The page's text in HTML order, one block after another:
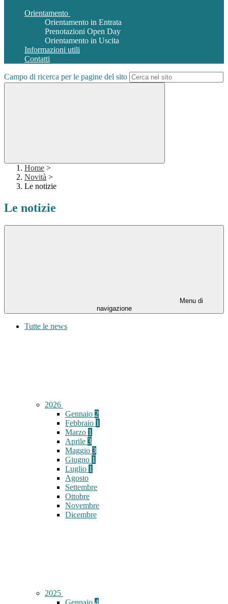
Orientamento
Orientamento in Entrata
Prenotazioni Open Day
Orientamento in Uscita
Informazioni utili
Contatti
Campo di ricerca per le pagine del sito
Home >
Novità >
Le notizie
Le notizie
Menu di
navigazione
Tutte le news
2026
Gennaio 2
Febbraio 1
Marzo 1
Aprile 3
Maggio 3
Giugno 1
Luglio 1
Agosto
Settembre
Ottobre
Novembre
Dicembre
2025